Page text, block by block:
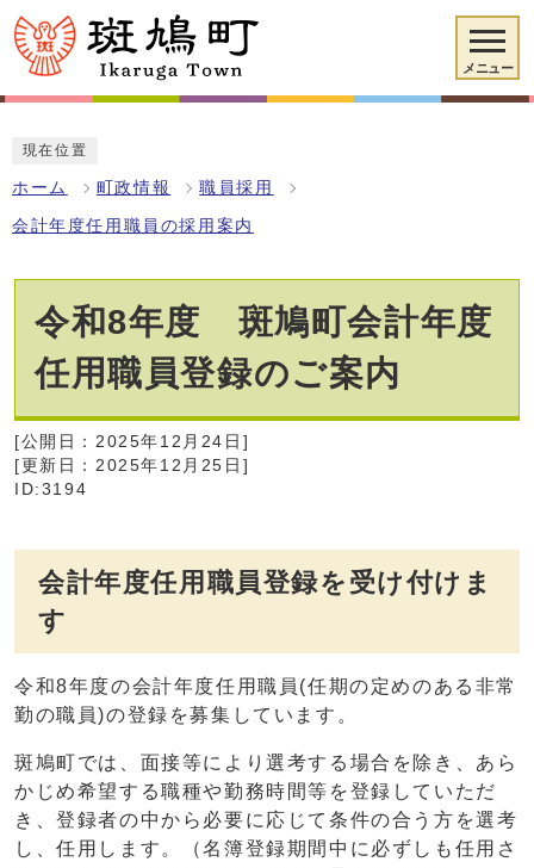
メニュー
現在位置
ホーム 町政情報 職員採用
会計年度任用職員の採用案内
令和8年度 斑鳩町会計年度
任用職員登録のご案内
[公開日：2025年12月24日]
[更新日：2025年12月25日]
ID:3194
会計年度任用職員登録を受け付けま
す
令和8年度の会計年度任用職員(任期の定めのある非常
勤の職員)の登録を募集しています。
斑鳩町では、面接等により選考する場合を除き、あら
かじめ希望する職種や勤務時間等を登録していただ
き、登録者の中から必要に応じて条件の合う方を選考
し、任用します。（名簿登録期間中に必ずしも任用さ